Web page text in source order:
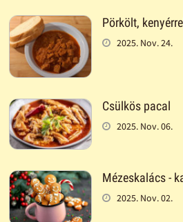
Pörkölt,
2025. Nov. 24.
Csülkös pacal
2025. Nov. 06.
Mézeskalács -
2025. Nov. 02.